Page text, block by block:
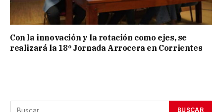
Con la innovación y la rotación como ejes, se
realizará la 18º Jornada Arrocera en Corrientes